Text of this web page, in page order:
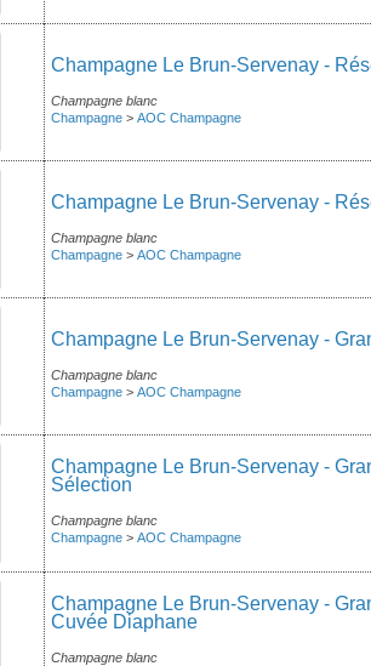
Champagne Le Brun-Servenay -
Champagne blanc
Champagne > AOC Champagne
Champagne Le Brun-Servenay -
Champagne blanc
Champagne > AOC Champagne
Champagne Le Brun-Servenay -
Champagne blanc
Champagne > AOC Champagne
Champagne Le Brun-Servenay -
Sélection
Champagne blanc
Champagne > AOC Champagne
Champagne Le Brun-Servenay -
Cuvée Diaphane
Champagne blanc